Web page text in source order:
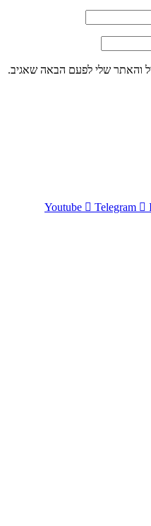
והאתר שלי לפעם הבאה שאגיב.
Youtube Telegram